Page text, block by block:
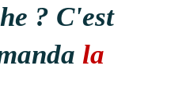
? C'est
la